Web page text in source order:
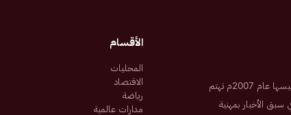
صحيفة إلكترونية سعودية تم تأسيسها عام 2007م تهتم
سبق الأخبار بمهنية
الأقسام
المحليات
الاقتصاد
رياضة
مدارات عالمية